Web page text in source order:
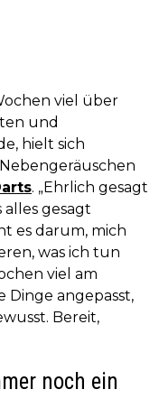
viel über
und
hielt sich
. „Ehrlich gesagt
gesagt
es darum, mich
was ich tun
viel am
Dinge angepasst,
Bereit,
noch ein